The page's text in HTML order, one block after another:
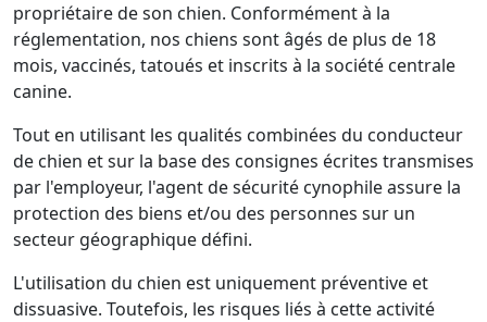
propriétaire de son chien. Conformément à la
réglementation, nos chiens sont âgés de plus de 18
mois, vaccinés, tatoués et inscrits à la société centrale
canine.
Tout en utilisant les qualités combinées du conducteur
de chien et sur la base des consignes écrites transmises
par l'employeur, l'agent de sécurité cynophile assure la
protection des biens et/ou des personnes sur un
secteur géographique défini.
L'utilisation du chien est uniquement préventive et
dissuasive. Toutefois, les risques liés à cette activité